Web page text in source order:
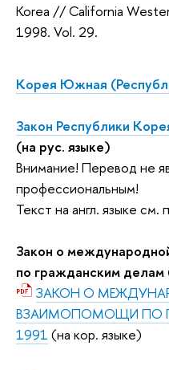
Korea // California
1998. Vol. 29.
Корея Южная
Закон Республики
(на рус. языке)
Внимание! Перевод не
профессиональным!
Текст на англ. языке см.
Закон о
по гражданским
ЗАКОН О
ВЗАИМОПОМОЩИ ПО
1991 (на кор. языке)